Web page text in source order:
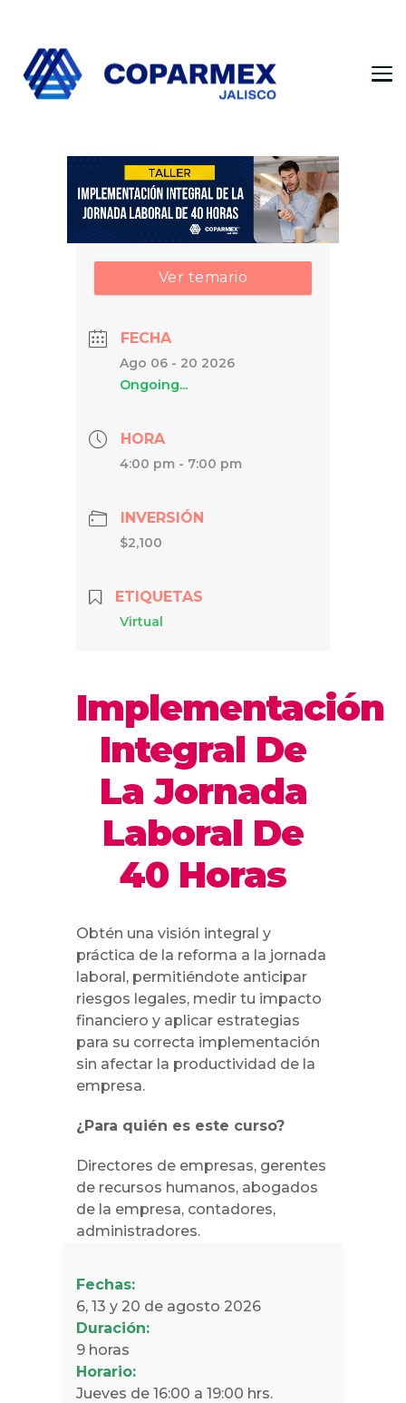
Ver temario
FECHA
Ago 06 - 20 2026
Ongoing...
HORA
4:00 pm - 7:00 pm
INVERSIÓN
$2,100
ETIQUETAS
Virtual
Implementación
Integral De
La Jornada
Laboral De
40 Horas
Obtén una visión integral y
práctica de la reforma a la jornada
laboral, permitiéndote anticipar
riesgos legales, medir tu impacto
financiero y aplicar estrategias
para su correcta implementación
sin afectar la productividad de la
empresa.
¿Para quién es este curso?
Directores de empresas, gerentes
de recursos humanos, abogados
de la empresa, contadores,
administradores.
Fechas:
6, 13 y 20 de agosto 2026
Duración:
9 horas
Horario:
Jueves de 16:00 a 19:00 hrs.